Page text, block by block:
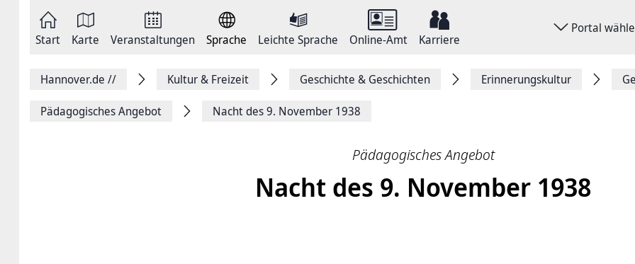
springen
Start Karte Veranstaltungen Sprache Leichte Sprache Online-Amt Karriere
Portal
FacebookHannover.de // Kultur & Freizeit Geschichte & Geschichten Erinnerungskultur
Pädagogisches Angebot Nacht des 9. November 1938
Pädagogisches Angebot
Nacht des 9. November 1938